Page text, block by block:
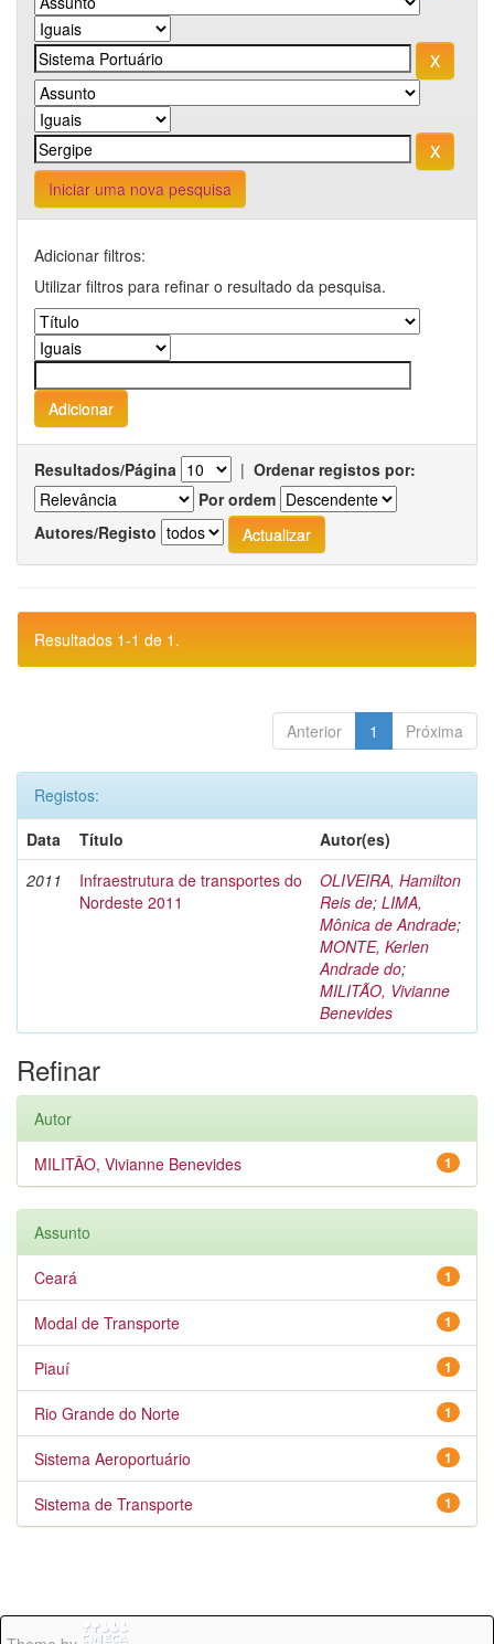
Iniciar uma nova pesquisa
Adicionar filtros:
Utilizar filtros para refinar o resultado da pesquisa.
Resultados/Página | Ordenar registos por:
Por ordem
Autores/Registo
Resultados 1-1 de 1.
Anterior 1 Próxima
Registos:
Data
Título
Autor(es)
2011
Infraestrutura de transportes do
Nordeste 2011
OLIVEIRA, Hamilton
Reis de; LIMA,
Mônica de Andrade;
MONTE, Kerlen
Andrade do;
MILITÃO, Vivianne
Benevides
Refinar
Autor
1
MILITÃO, Vivianne Benevides
Assunto
1
Ceará
1
Modal de Transporte
1
Piauí
1
Rio Grande do Norte
1
Sistema Aeroportuário
1
Sistema de Transporte